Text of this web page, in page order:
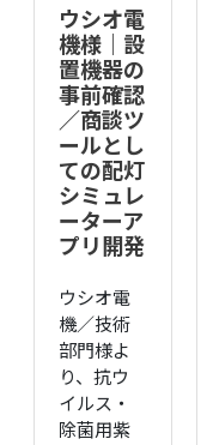
ウシオ電
機様｜設
置機器の
事前確認
／商談ツ
ールとし
ての配灯
シミュレ
ーターア
プリ開発
ウシオ電
機／技術
部門様よ
り、抗ウ
イルス・
除菌用紫